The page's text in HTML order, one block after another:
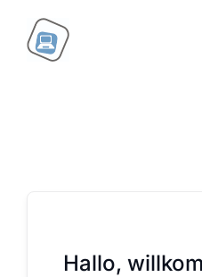
Inhalt
springen
Hallo,